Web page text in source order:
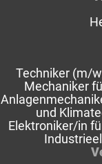
Techniker (m/
Mechaniker
und
Elektroniker/in